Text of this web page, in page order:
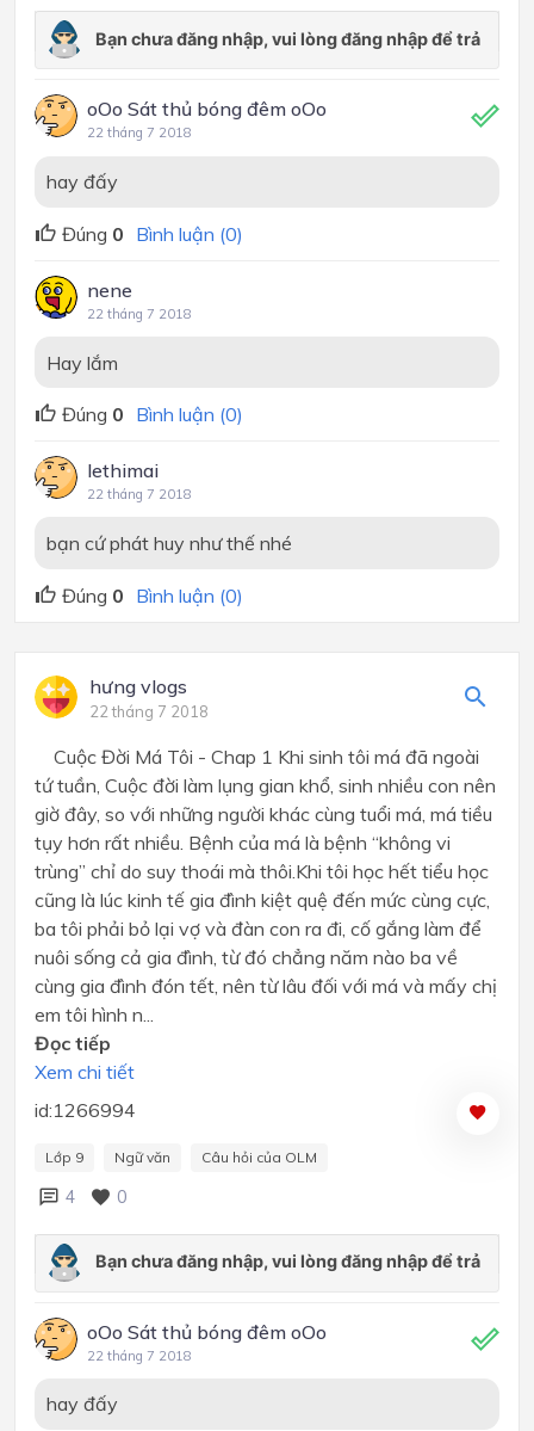
oOo Sát thủ bóng đêm oOo
22 tháng 7 2018
hay đấy
Đúng 0 Bình luận (0)
nene
22 tháng 7 2018
Hay lắm
Đúng 0 Bình luận (0)
lethimai
22 tháng 7 2018
bạn cứ phát huy như thế nhé
Đúng 0 Bình luận (0)
hưng vlogs
22 tháng 7 2018
Cuộc Đời Má Tôi - Chap 1 Khi sinh tôi má đã ngoài
tứ tuần, Cuộc đời làm lụng gian khổ, sinh nhiều con nên
giờ đây, so với những người khác cùng tuổi má, má tiều
tụy hơn rất nhiều. Bệnh của má là bệnh “không vi
trùng” chỉ do suy thoái mà thôi.Khi tôi học hết tiểu học
cũng là lúc kinh tế gia đình kiệt quệ đến mức cùng cực,
ba tôi phải bỏ lại vợ và đàn con ra đi, cố gắng làm để
nuôi sống cả gia đình, từ đó chẳng năm nào ba về
cùng gia đình đón tết, nên từ lâu đối với má và mấy chị
em tôi hình n...
Đọc tiếp
Xem chi tiết
id:1266994
Lớp 9 Ngữ văn Câu hỏi của OLM
4 0
oOo Sát thủ bóng đêm oOo
22 tháng 7 2018
hay đấy